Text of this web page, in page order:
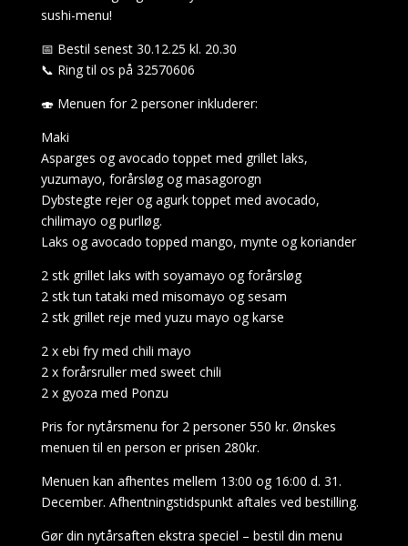
sushi-menu!
📅 Bestil senest 30.12.25 kl. 20.30
📞 Ring til os på 32570606
🍣 Menuen for 2 personer inkluderer:
Maki
Asparges og avocado toppet med grillet laks,
yuzumayo, forårsløg og masagorogn
Dybstegte rejer og agurk toppet med avocado,
chilimayo og purlløg.
Laks og avocado topped mango, mynte og koriander
2 stk grillet laks with soyamayo og forårsløg
2 stk tun tataki med misomayo og sesam
2 stk grillet reje med yuzu mayo og karse
2 x ebi fry med chili mayo
2 x forårsruller med sweet chili
2 x gyoza med Ponzu
Pris for nytårsmenu for 2 personer 550 kr. Ønskes
menuen til en person er prisen 280kr.
Menuen kan afhentes mellem 13:00 og 16:00 d. 31.
December. Afhentningstidspunkt aftales ved bestilling.
Gør din nytårsaften ekstra speciel – bestil din menu